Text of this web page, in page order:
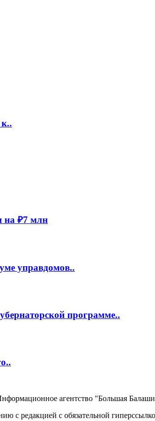
на ₽7 млн
управдомов..
программе..
агентство "Большая
с редакцией с обязательной